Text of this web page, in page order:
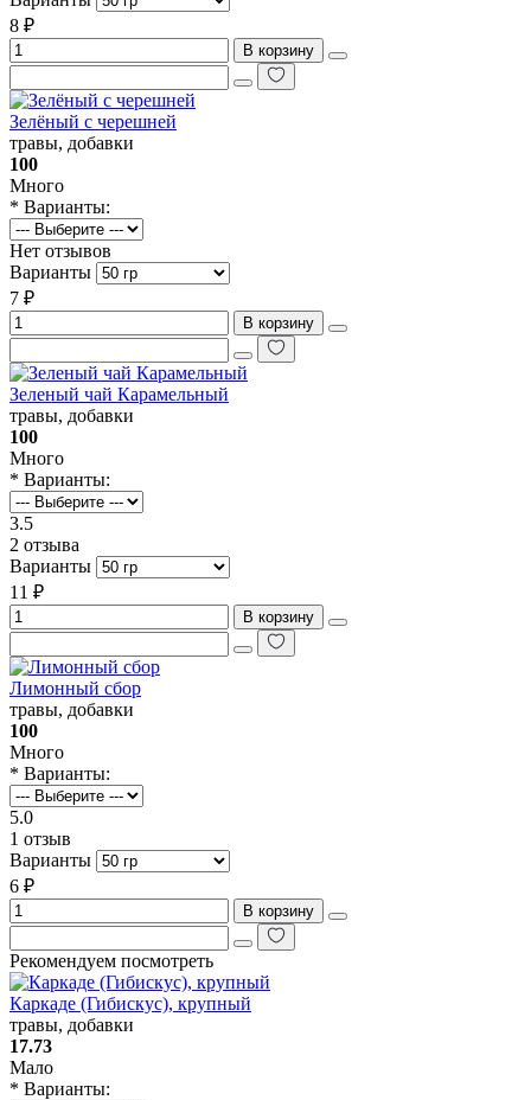
8 ₽
В корзину
Зелёный с черешней
травы, добавки
100
Много
* Варианты:
Нет отзывов
Варианты
7 ₽
В корзину
Зеленый чай Карамельный
травы, добавки
100
Много
* Варианты:
3.5
2 отзыва
Варианты
11 ₽
В корзину
Лимонный сбор
травы, добавки
100
Много
* Варианты:
5.0
1 отзыв
Варианты
6 ₽
В корзину
Рекомендуем посмотреть
Каркаде (Гибискус), крупный
травы, добавки
17.73
Мало
* Варианты: